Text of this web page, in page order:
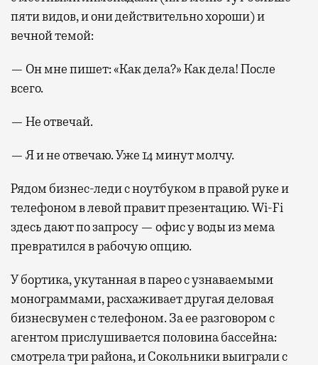
пяти видов, и они действительно хороши) и
вечной темой:
— Он мне пишет: «Как дела?» Как дела! После
всего.
— Не отвечай.
— Я и не отвечаю. Уже 14 минут молчу.
Рядом бизнес-леди с ноутбуком в правой руке и
телефоном в левой правит презентацию. Wi-Fi
здесь дают по запросу — офис у воды из мема
превратился в рабочую опцию.
У бортика, укутанная в парео с узнаваемыми
монограммами, расхаживает другая деловая
бизнесвумен с телефоном. За ее разговором с
агентом прислушивается половина бассейна:
смотрела три района, и Сокольники выиграли с